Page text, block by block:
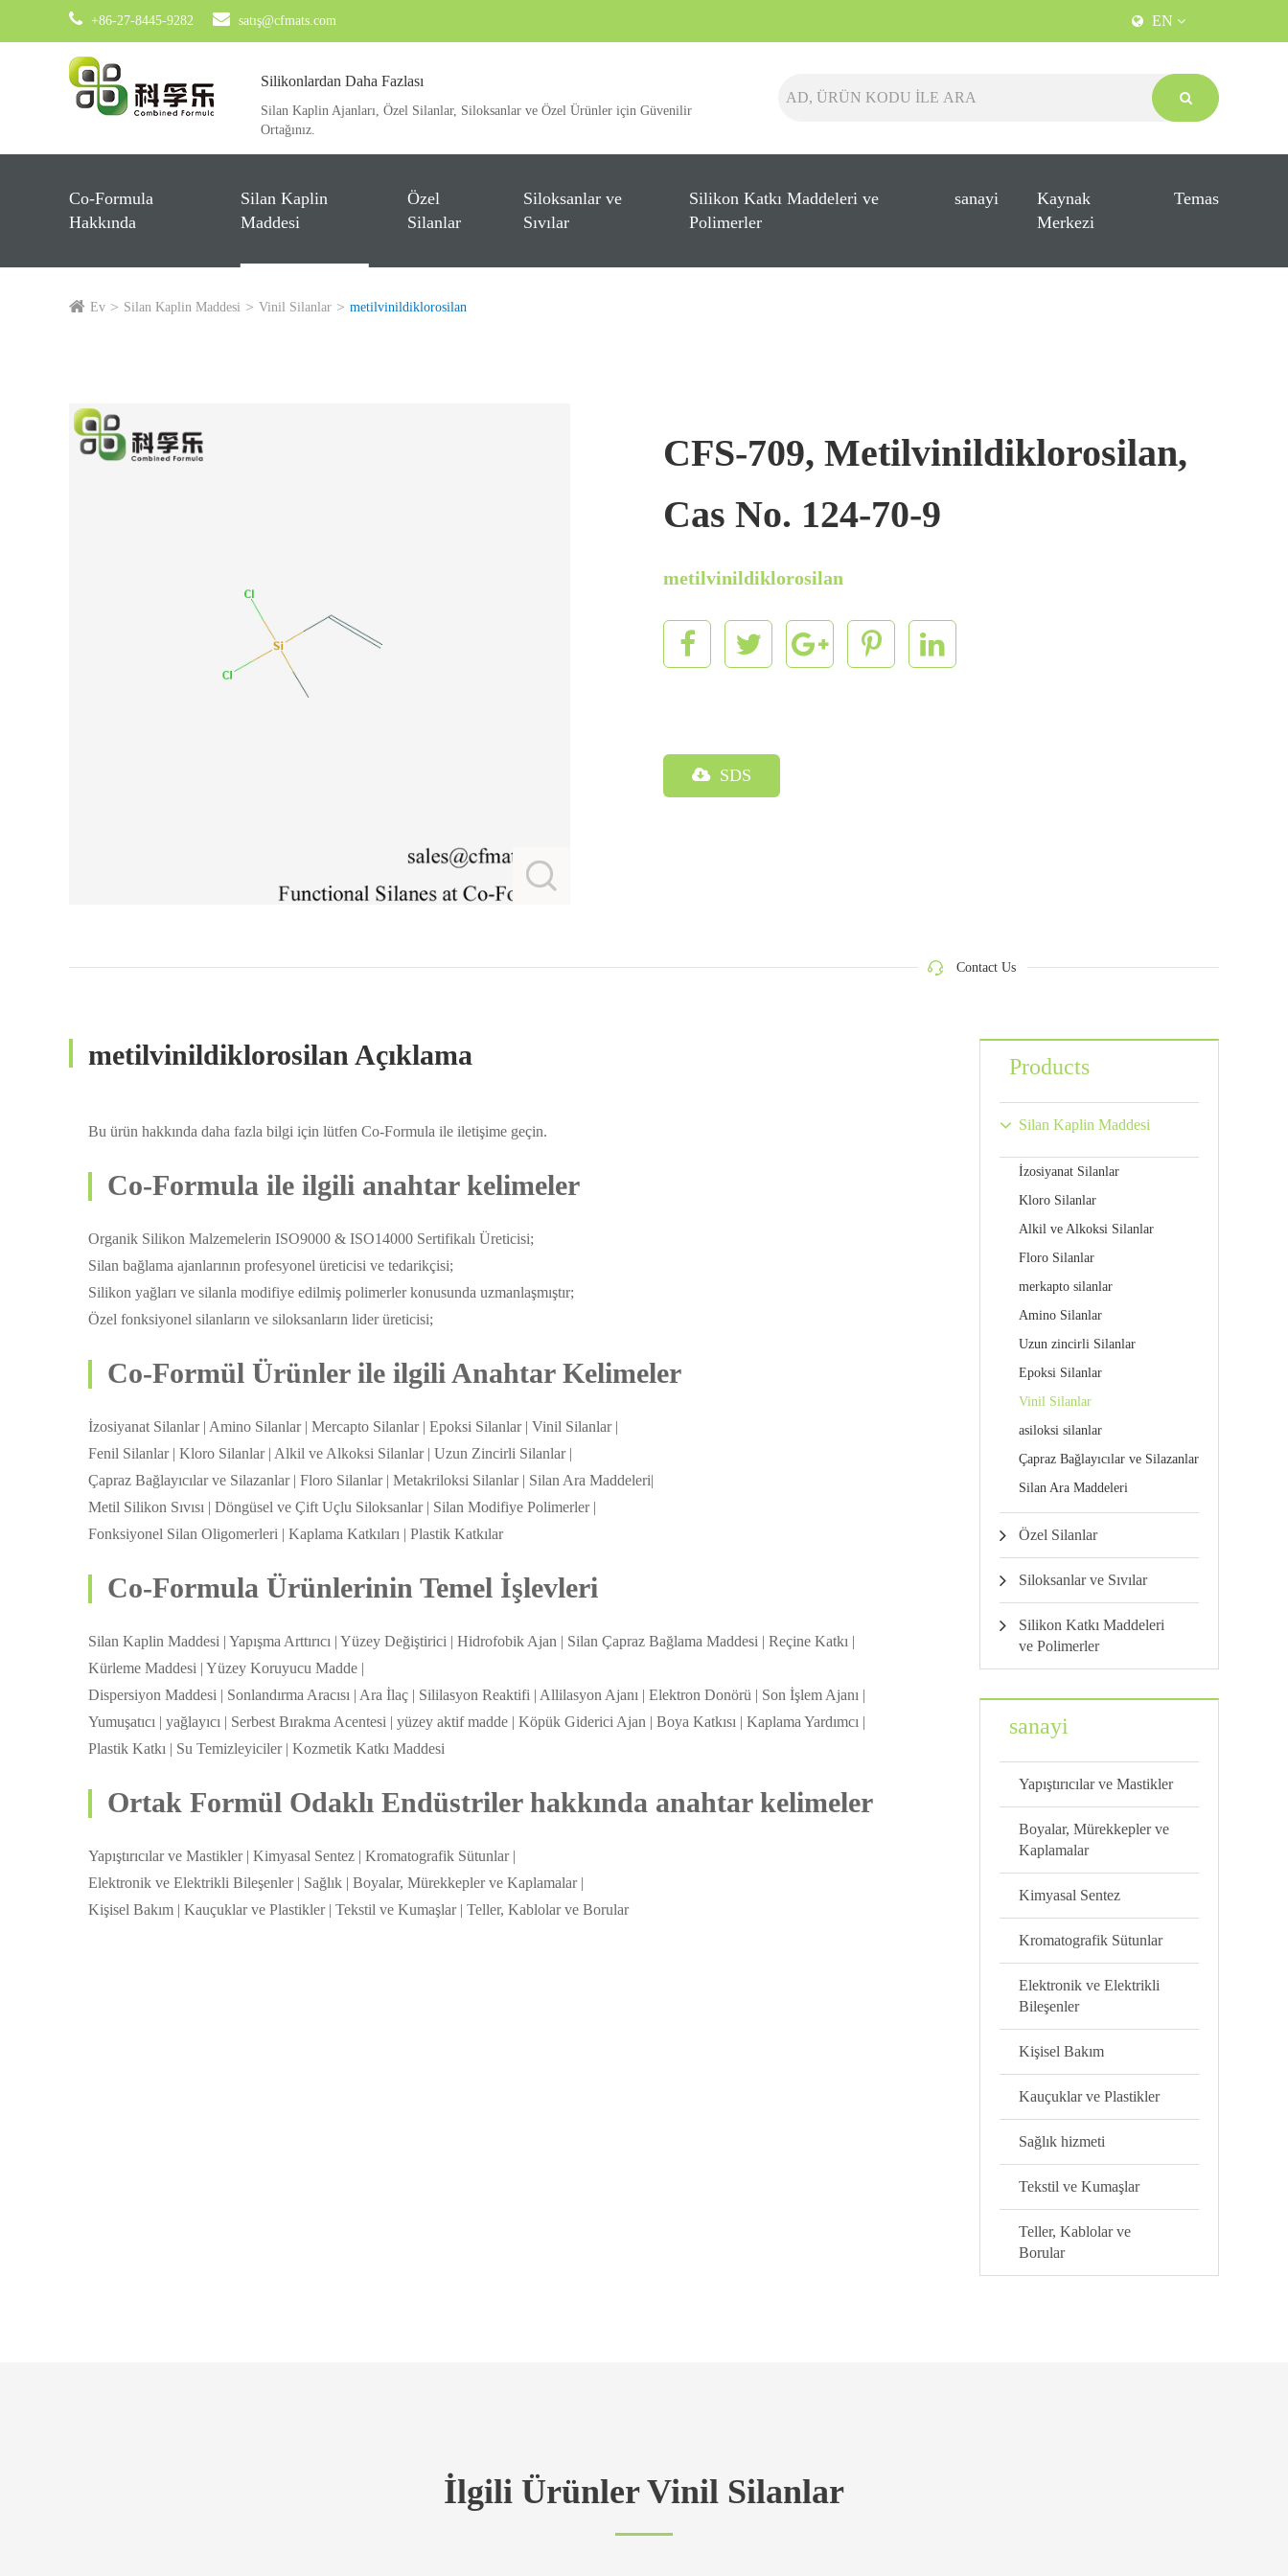
+86-27-8445-9282 satış@cfmats.com EN
Silikonlardan Daha Fazlası
Silan Kaplin Ajanları, Özel Silanlar, Siloksanlar ve Özel Ürünler için Güvenilir
Ortağınız.
Co-Formula
Hakkında
Silan Kaplin
Maddesi
Özel
Silanlar
Siloksanlar ve
Sıvılar
Silikon Katkı Maddeleri ve
Polimerler
sanayi
Kaynak
Merkezi
Temas
Ev Silan Kaplin Maddesi Vinil Silanlar metilvinildiklorosilan
CFS-709, Metilvinildiklorosilan,
Cas No. 124-70-9
metilvinildiklorosilan
SDS
Contact Us
metilvinildiklorosilan Açıklama
Bu ürün hakkında daha fazla bilgi için lütfen Co-Formula ile iletişime geçin.
Co-Formula ile ilgili anahtar kelimeler
Organik Silikon Malzemelerin ISO9000 & ISO14000 Sertifikalı Üreticisi;
Silan bağlama ajanlarının profesyonel üreticisi ve tedarikçisi;
Silikon yağları ve silanla modifiye edilmiş polimerler konusunda uzmanlaşmıştır;
Özel fonksiyonel silanların ve siloksanların lider üreticisi;
Co-Formül Ürünler ile ilgili Anahtar Kelimeler
İzosiyanat Silanlar | Amino Silanlar | Mercapto Silanlar | Epoksi Silanlar | Vinil Silanlar |
Fenil Silanlar | Kloro Silanlar | Alkil ve Alkoksi Silanlar | Uzun Zincirli Silanlar |
Çapraz Bağlayıcılar ve Silazanlar | Floro Silanlar | Metakriloksi Silanlar | Silan Ara Maddeleri|
Metil Silikon Sıvısı | Döngüsel ve Çift Uçlu Siloksanlar | Silan Modifiye Polimerler |
Fonksiyonel Silan Oligomerleri | Kaplama Katkıları | Plastik Katkılar
Co-Formula Ürünlerinin Temel İşlevleri
Silan Kaplin Maddesi | Yapışma Arttırıcı | Yüzey Değiştirici | Hidrofobik Ajan | Silan Çapraz Bağlama Maddesi | Reçine Katkı |
Kürleme Maddesi | Yüzey Koruyucu Madde |
Dispersiyon Maddesi | Sonlandırma Aracısı | Ara İlaç | Sililasyon Reaktifi | Allilasyon Ajanı | Elektron Donörü | Son İşlem Ajanı |
Yumuşatıcı | yağlayıcı | Serbest Bırakma Acentesi | yüzey aktif madde | Köpük Giderici Ajan | Boya Katkısı | Kaplama Yardımcı |
Plastik Katkı | Su Temizleyiciler | Kozmetik Katkı Maddesi
Ortak Formül Odaklı Endüstriler hakkında anahtar kelimeler
Yapıştırıcılar ve Mastikler | Kimyasal Sentez | Kromatografik Sütunlar |
Elektronik ve Elektrikli Bileşenler | Sağlık | Boyalar, Mürekkepler ve Kaplamalar |
Kişisel Bakım | Kauçuklar ve Plastikler | Tekstil ve Kumaşlar | Teller, Kablolar ve Borular
Products
Silan Kaplin Maddesi
İzosiyanat Silanlar
Kloro Silanlar
Alkil ve Alkoksi Silanlar
Floro Silanlar
merkapto silanlar
Amino Silanlar
Uzun zincirli Silanlar
Epoksi Silanlar
Vinil Silanlar
asiloksi silanlar
Çapraz Bağlayıcılar ve Silazanlar
Silan Ara Maddeleri
Özel Silanlar
Siloksanlar ve Sıvılar
Silikon Katkı Maddeleri
ve Polimerler
sanayi
Yapıştırıcılar ve Mastikler
Boyalar, Mürekkepler ve
Kaplamalar
Kimyasal Sentez
Kromatografik Sütunlar
Elektronik ve Elektrikli
Bileşenler
Kişisel Bakım
Kauçuklar ve Plastikler
Sağlık hizmeti
Tekstil ve Kumaşlar
Teller, Kablolar ve
Borular
İlgili Ürünler Vinil Silanlar